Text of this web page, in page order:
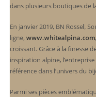
dans plusieurs boutiques de
En janvier 2019, BN Rossel,
ligne, www.whitealpina.com
croissant. Grâce à la finesse
inspiration alpine,
référence dans l’univers du
Parmi ses pièces